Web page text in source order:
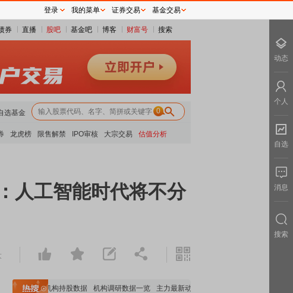
券 直播 股吧 基金吧 博客 财富号 搜索
选基金 0
龙虎榜 限售解禁 IPO审核 大宗交易 估值分析
人工智能时代将不分
全览 重要机构持股数据 机构调研数据一览 主力最新动向
登录 我的菜单 证券交易 基金交易
动态
个人
自选
消息
搜索